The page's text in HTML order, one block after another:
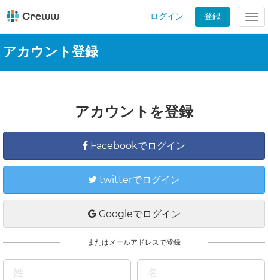
ログイン 登録
アカウント登録
アカウントを登録
Facebookでログイン
twitterでログイン
Googleでログイン
またはメールアドレスで登録